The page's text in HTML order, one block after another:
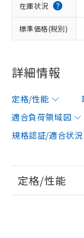
在庫状況
標準価格(税別)
詳細情報
定格/性能
適合負荷領域図
規格認証/適合状況
定格/性能